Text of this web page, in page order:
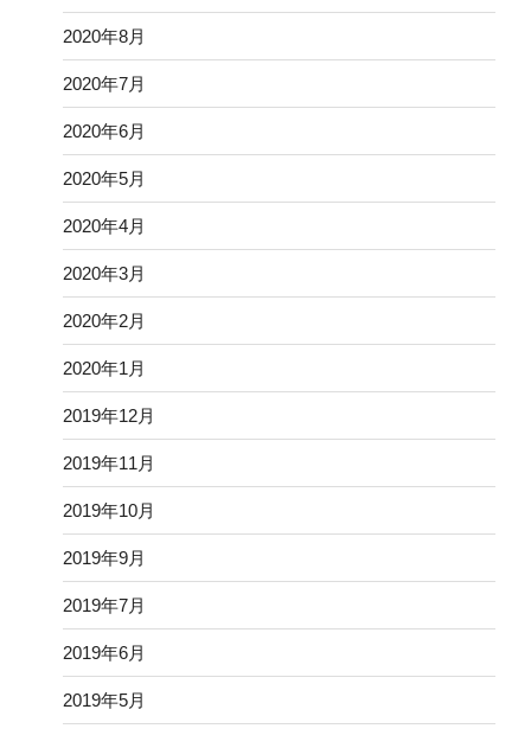
2020年8月
2020年7月
2020年6月
2020年5月
2020年4月
2020年3月
2020年2月
2020年1月
2019年12月
2019年11月
2019年10月
2019年9月
2019年7月
2019年6月
2019年5月